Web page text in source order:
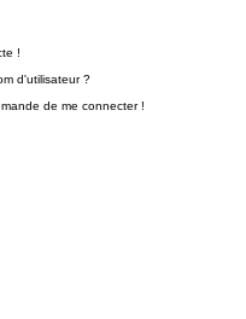
!
d'utilisateur ?
de me connecter !